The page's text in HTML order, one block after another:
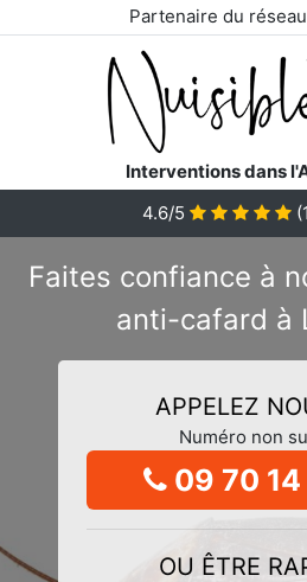
Partenaire du réseau
Interventions dans
4.6/5
(
Faites confiance à
anti-cafard à
APPELEZ
Numéro non
09 70 14
OU ÊTRE